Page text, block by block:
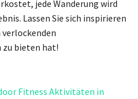
jede Wanderung wird
Lassen Sie sich inspirieren
zu bieten hat!
Fitness Aktivitäten in